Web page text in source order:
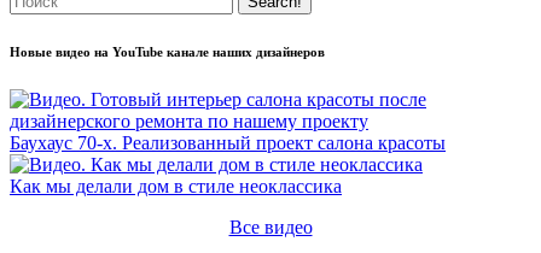
Новые видео на YouTube канале наших дизайнеров
Баухаус 70-х. Реализованный проект салона красоты
Как мы делали дом в стиле неоклассика
Все видео